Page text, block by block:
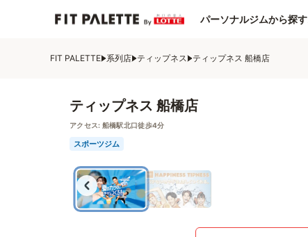
パーソナルジムから探す
FIT PALETTE 系列店 ティップネス ティップネス 船橋店
ティップネス 船橋店
アクセス: 船橋駅北口徒歩4分
スポーツジム